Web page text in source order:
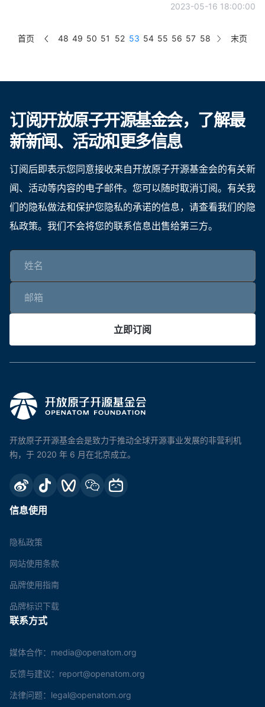
2023-05-16 18:00:00
首页 48 49 50 51 52 53 54 55 56 57 58 末页
订阅开放原子开源基金会，了解最
新新闻、活动和更多信息
订阅后即表示您同意接收来自开放原子开源基金会的有关新
闻、活动等内容的电子邮件。您可以随时取消订阅。有关我
们的隐私做法和保护您隐私的承诺的信息，请查看我们的隐
私政策。我们不会将您的联系信息出售给第三方。
立即订阅
开放原子开源基金会是致力于推动全球开源事业发展的非营利机
构，于 2020 年 6 月在北京成立。
信息使用
隐私政策
网站使用条款
品牌使用指南
品牌标识下载
联系方式
媒体合作：media@openatom.org
反馈与建议：report@openatom.org
法律问题：legal@openatom.org